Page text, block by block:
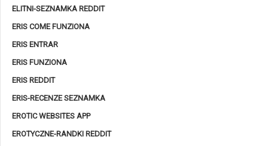
ELITNI-SEZNAMKA REDDIT
ERIS COME FUNZIONA
ERIS ENTRAR
ERIS FUNZIONA
ERIS REDDIT
ERIS-RECENZE SEZNAMKA
EROTIC WEBSITES APP
EROTYCZNE-RANDKI REDDIT